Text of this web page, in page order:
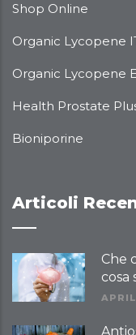
Shop Online
Organic Lycopene
Organic Lycopene
Health Prostate
Bioniporine
Articoli
Che
cosa